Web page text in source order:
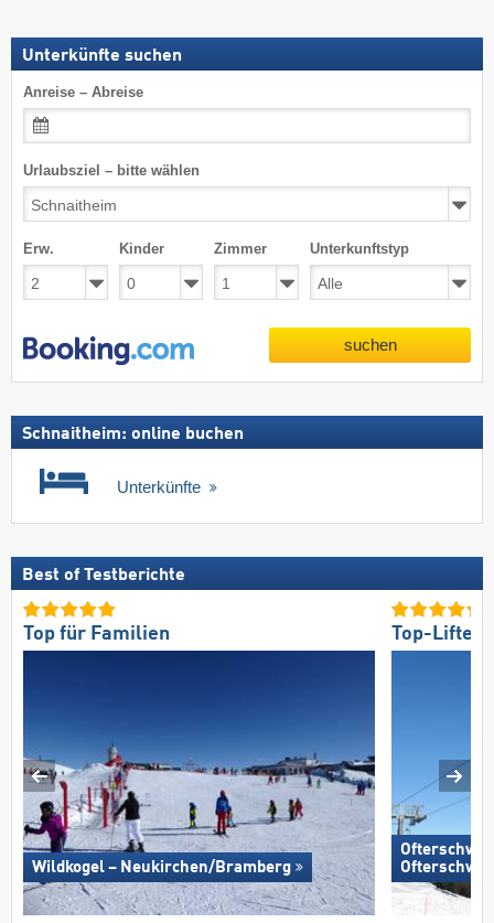
Unterkünfte suchen
Anreise – Abreise
Urlaubsziel – bitte wählen
Erw. Kinder Zimmer Unterkunftstyp
suchen
Schnaitheim: online buchen
Unterkünfte
Best of Testberichte
Top für Familien
Wildkogel – Neukirchen/​Bramberg
Top-Lifte/